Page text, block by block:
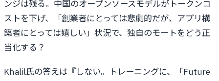
ンジは残る。中国のオープンソースモデルがトークンコ
ストを下げ、「創業者にとっては悲劇的だが、アプリ構
築者にとっては嬉しい」状況で、独自のモートをどう正
当化する？
Khalil氏の答えは『しない。トレーニングに、「Future